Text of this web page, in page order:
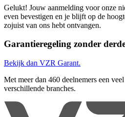
Gelukt! Jouw aanmelding voor onze
even bevestigen en je blijft op de
zojuist van ons hebt ontvangen.
Garantieregeling zonder
Bekijk dan VZR Garant.
Met meer dan 460 deelnemers een
verschillende branches.